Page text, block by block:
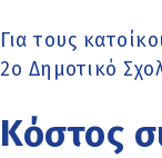
Για τους
2ο Δημοτικό
Κόστος